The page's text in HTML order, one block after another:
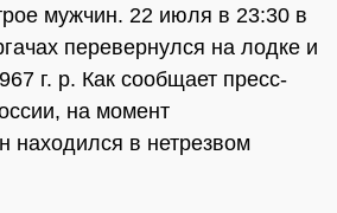
мужчин. 22 июля в 23:30 в
перевернулся на лодке и
г. р. Как сообщает пресс-
на момент
находился в нетрезвом